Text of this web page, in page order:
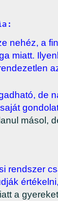
nehéz, a
miatt.
de
másol,
rendszer
a